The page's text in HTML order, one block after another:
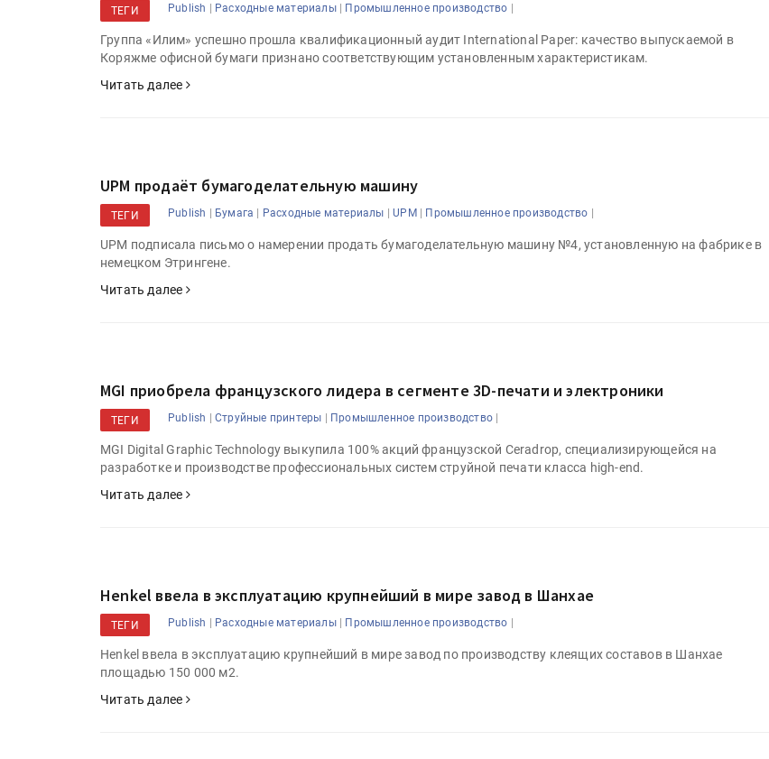
ТЕГИ Publish | Расходные материалы| Промышленное производство |
Группа «Илим» успешно прошла квалификационный аудит International Paper: качество выпускаемой в
Коряжме офисной бумаги признано соответствующим установленным характеристикам.
Читать далее
UPM продаёт бумагоделательную машину
ТЕГИ Publish | Бумага | Расходные материалы |UPM| Промышленное производство |
UPM подписала письмо о намерении продать бумагоделательную машину №4, установленную на фабрике в
немецком Этрингене.
Читать далее
MGI приобрела французского лидера в сегменте 3D-печати и электроники
ТЕГИ Publish |Струйные принтеры | Промышленное производство |
MGI Digital Graphic Technology выкупила 100% акций французской Ceradrop, специализирующейся на
разработке и производстве профессиональных систем струйной печати класса high-end.
Читать далее
Henkel ввела в эксплуатацию крупнейший в мире завод в Шанхае
ТЕГИ Publish | Расходные материалы| Промышленное производство |
Henkel ввела в эксплуатацию крупнейший в мире завод по производству клеящих составов в Шанхае
площадью 150 000 м2.
Читать далее